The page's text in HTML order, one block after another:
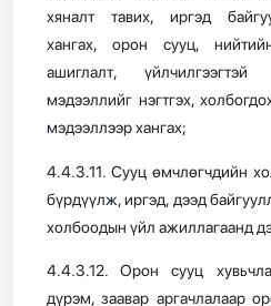
хяналт тавих, иргэд
хангах, орон сууц,
ашиглалт, үйлчилгээгтэй
мэдээллийг нэгтгэх,
мэдээллээр хангах;
4.4.3.11. Сууц өмчлөгчдийн
бүрдүүлж, иргэд, дээд
холбоодын үйл ажиллагаанд
4.4.3.12. Орон сууц
дүрэм, заавар аргачлалаар